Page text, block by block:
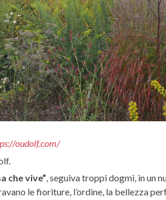
oudolf.com/
che vive”, seguiva troppi dogmi, in un
le fioriture, l’ordine, la bellezza